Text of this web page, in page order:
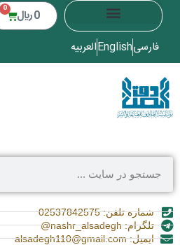
0 ﷼ 0
فارسیEnglishالعربیه
شماره تلفن: 02537842575
تلگرام: nashr_alsadegh@
ایمیل: alsadegh110@gmail.com